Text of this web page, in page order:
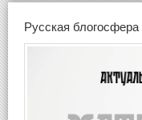
Русская блогосфера